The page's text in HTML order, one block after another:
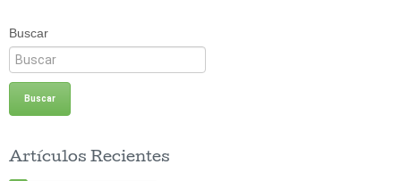
Buscar
Artículos Recientes